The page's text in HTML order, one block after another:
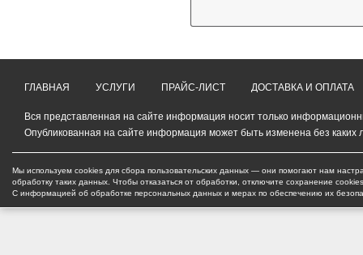
ГЛАВНАЯ УСЛУГИ ПРАЙС-ЛИСТ ДОСТАВКА И ОПЛАТА
Вся представленная на сайте информация носит только
Опубликованная на сайте информация может быть изменена без каких
Мы используем cookies для сбора пользовательских данных — они помогают нам
обработку таких данных. Чтобы отказаться от обработки, отключите сохранение
С информацией об обработке персональных данных и мерах по обеспечению их